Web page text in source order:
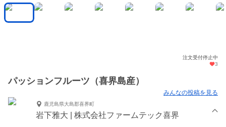
注文受付停止中
3
パッションフルーツ（喜界島産）
みんなの投稿を見る
鹿児島県大島郡喜界町
岩下雅大 | 株式会社ファームテック喜界